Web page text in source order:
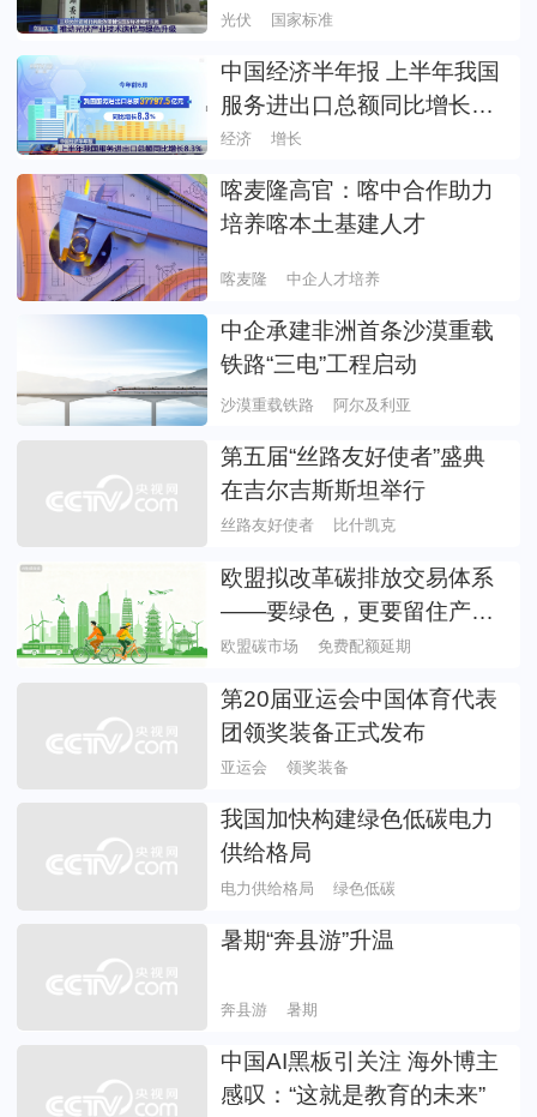
伏产业技术迭代与绿色升级
光伏 国家标准
中国经济半年报 上半年我国
服务进出口总额同比增长
8.3%
经济 增长
喀麦隆高官：喀中合作助力
培养喀本土基建人才
喀麦隆 中企人才培养
中企承建非洲首条沙漠重载
铁路“三电”工程启动
沙漠重载铁路 阿尔及利亚
第五届“丝路友好使者”盛典
在吉尔吉斯斯坦举行
丝路友好使者 比什凯克
欧盟拟改革碳排放交易体系
——要绿色，更要留住产业
（环球热点）
欧盟碳市场 免费配额延期
第20届亚运会中国体育代表
团领奖装备正式发布
亚运会 领奖装备
我国加快构建绿色低碳电力
供给格局
电力供给格局 绿色低碳
暑期“奔县游”升温
奔县游 暑期
中国AI黑板引关注 海外博主
感叹：“这就是教育的未来”